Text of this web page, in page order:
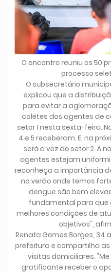
O encontro reuniu os 50
processo
O subsecretário
explicou que a
para evitar a
coletes dos agentes de
setor 1 nesta sexta-feira.
4 e 5 receberam. E, na
será a vez do setor 2. A
agentes estejam
reconheça a importância
no verão onde temos
dengue são bem
fundamental para que
melhores condições de
objetivos",
Renata Gomes Borges, 34
prefeitura e compartilha
visitas domiciliares.
gratificante receber o